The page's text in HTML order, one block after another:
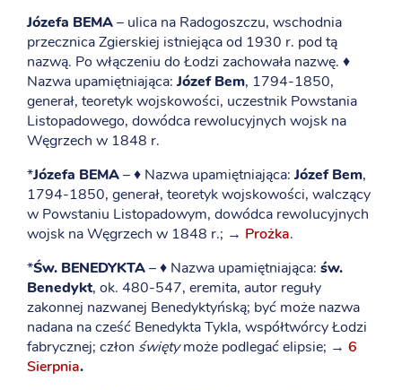
Józefa BEMA– ulica na Radogoszczu, wschodnia
przecznica Zgierskiej istniejąca od 1930 r. pod tą
nazwą. Po włączeniu do Łodzi zachowała nazwę. ♦
Nazwa upamiętniająca:Józef Bem, 1794-1850,
generał, teoretyk wojskowości, uczestnik Powstania
Listopadowego, dowódca rewolucyjnych wojsk na
Węgrzech w 1848 r.
*Józefa BEMA– ♦ Nazwa upamiętniająca:Józef Bem,
1794-1850, generał, teoretyk wojskowości, walczący
w Powstaniu Listopadowym, dowódca rewolucyjnych
wojsk na Węgrzech w 1848 r.; → Prożka.
*Św. BENEDYKTA– ♦ Nazwa upamiętniająca: św.
Benedykt, ok. 480-547, eremita, autor reguły
zakonnej nazwanej Benedyktyńską; być może nazwa
nadana na cześć Benedykta Tykla, współtwórcy Łodzi
fabrycznej; człon świętymoże podlegać elipsie; → 6
Sierpnia.